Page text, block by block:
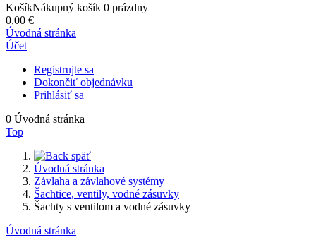
KošíkNákupný košík 0 prázdny
0,00 €
Úvodná stránka
Účet
Registrujte sa
Dokončiť objednávku
Prihlásiť sa
0 Úvodná stránka
Top
späť
Úvodná stránka
Závlaha a závlahové systémy
Šachtice, ventily, vodné zásuvky
Šachty s ventilom a vodné zásuvky
Úvodná stránka